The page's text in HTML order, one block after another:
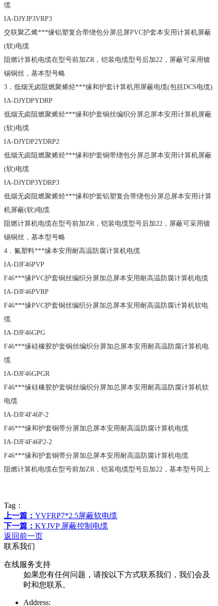
缆
IA-DJYJP3VRP3
交联聚乙烯***缘铝塑复合带绕包分屏总屏PVC护套本安用计算机屏蔽
(软)电缆
阻燃计算机电缆在型号前加ZR，铠装电缆型号后加22，屏蔽可采用镀
锡铜丝，基本型号略
3．低烟无卤阻燃聚烯烃***缘和护套计算机用屏蔽电缆(包括DCS电缆)
IA-DJYDPYDRP
低烟无卤阻燃聚烯烃***缘和护套铜丝编织分屏总屏本安用计算机屏蔽
(软)电缆
IA-DJYDP2YDRP2
低烟无卤阻燃聚烯烃***缘和护套铜带绕包分屏总屏本安用计算机屏蔽
(软)电缆
IA-DJYDP3YDRP3
低烟无卤阻燃聚烯烃***缘和护套铝塑复合带绕包分屏总屏本安用计算
机屏蔽(软)电缆
阻燃计算机电缆在型号前加ZR，铠装电缆型号后加22，屏蔽可采用镀
锡铜丝，基本型号略
4．氟塑料***缘本安用耐高温防腐计算机电缆
IA-DJF46PVP
F46***缘PVC护套铜丝编织分屏加总屏本安用耐高温防腐计算机电缆
IA-DJF46PVRP
F46***缘PVC护套铜丝编织分屏加总屏本安用耐高温防腐计算机软电
缆
IA-DJF46GPG
F46***缘硅橡胶护套铜丝编织分屏加总屏本安用耐高温防腐计算机电
缆
IA-DJF46GPGR
F46***缘硅橡胶护套铜丝编织分屏加总屏本安用耐高温防腐计算机软
电缆
IA-DJF4F46P-2
F46***缘和护套铜带分屏加总屏本安用耐高温防腐计算机电缆
IA-DJF4F46P2-2
F46***缘和护套铜带分屏加总屏本安用耐高温防腐计算机电缆
阻燃计算机电缆在型号前加ZR，铠装电缆型号后加22，基本型号同上
Tag：
上一篇： YVFRP7*2.5屏蔽软电缆
下一篇： KYJVP 屏蔽控制电缆
返回前一页
联系我们
在线服务支持
如果您有任何问题，请按以下方式联系我们，我们会及
时和您联系。
Address: